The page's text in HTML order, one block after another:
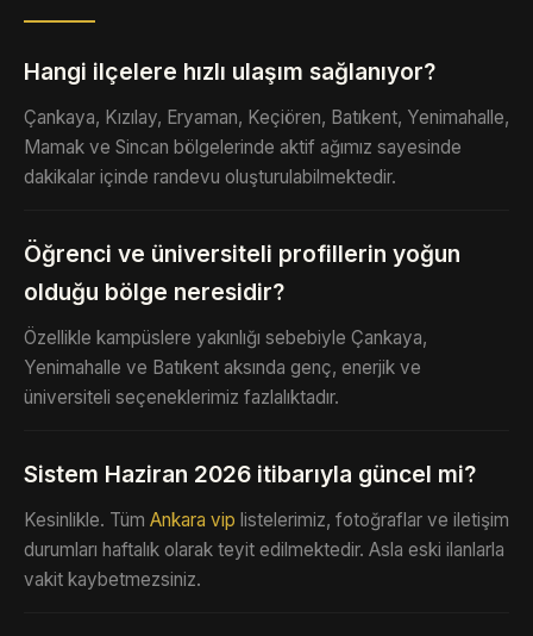
Hangi ilçelere hızlı ulaşım sağlanıyor?
Çankaya, Kızılay, Eryaman, Keçiören, Batıkent, Yenimahalle,
Mamak ve Sincan bölgelerinde aktif ağımız sayesinde
dakikalar içinde randevu oluşturulabilmektedir.
Öğrenci ve üniversiteli profillerin yoğun
olduğu bölge neresidir?
Özellikle kampüslere yakınlığı sebebiyle Çankaya,
Yenimahalle ve Batıkent aksında genç, enerjik ve
üniversiteli seçeneklerimiz fazlalıktadır.
Sistem Haziran 2026 itibarıyla güncel mi?
Kesinlikle. Tüm Ankara vip listelerimiz, fotoğraflar ve iletişim
durumları haftalık olarak teyit edilmektedir. Asla eski ilanlarla
vakit kaybetmezsiniz.